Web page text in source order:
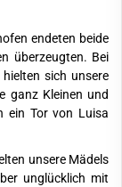
endeten beide
überzeugten. Bei
sich unsere
ganz Kleinen und
ein Tor von Luisa
unsere Mädels
unglücklich mit